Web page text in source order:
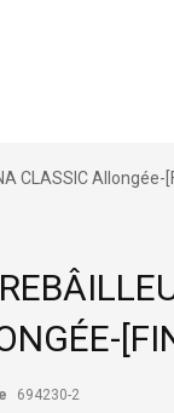
CLASSIC Allongée-
694230-2